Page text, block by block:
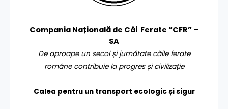
Compania Națională de Căi Ferate ”CFR” –
SA
De aproape un secol și jumătate căile ferate
române contribuie la progres și civilizație
Calea pentru un transport ecologic și sigur